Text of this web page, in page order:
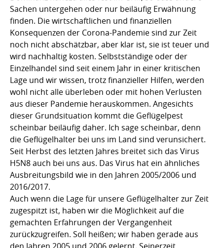
Sachen untergehen oder nur beiläufig Erwähnung
finden. Die wirtschaftlichen und finanziellen
Konsequenzen der Corona-Pandemie sind zur Zeit
noch nicht abschätzbar, aber klar ist, sie ist teuer und
wird nachhaltig kosten. Selbstständige oder der
Einzelhandel sind seit einem Jahr in einer kritischen
Lage und wir wissen, trotz finanzieller Hilfen, werden
wohl nicht alle überleben oder mit hohen Verlusten
aus dieser Pandemie herauskommen. Angesichts
dieser Grundsituation kommt die Geflügelpest
scheinbar beiläufig daher. Ich sage scheinbar, denn
die Geflügelhalter bei uns im Land sind verunsichert.
Seit Herbst des letzten Jahres breitet sich das Virus
H5N8 auch bei uns aus. Das Virus hat ein ähnliches
Ausbreitungsbild wie in den Jahren 2005/2006 und
2016/2017.
Auch wenn die Lage für unsere Geflügelhalter zur Zeit
zugespitzt ist, haben wir die Möglichkeit auf die
gemachten Erfahrungen der Vergangenheit
zurückzugreifen. Soll heißen; wir haben gerade aus